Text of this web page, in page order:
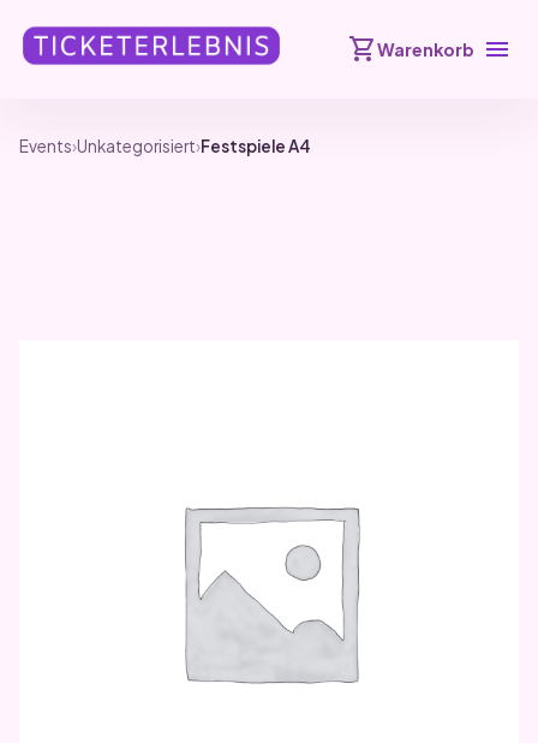
shopping_cartWarenkorb menu
Events›Unkategorisiert›Festspiele A4